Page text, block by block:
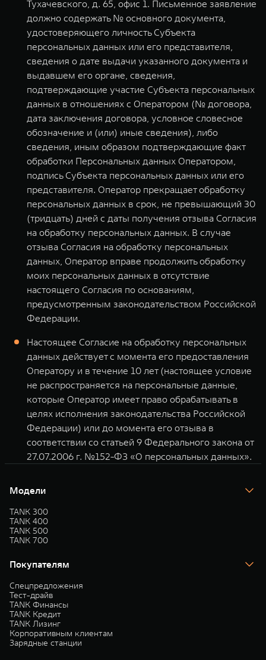
Тухачевского, д. 65, офис 1. Письменное заявление
должно содержать № основного документа,
удостоверяющего личность Субъекта
персональных данных или его представителя,
сведения о дате выдачи указанного документа и
выдавшем его органе, сведения,
подтверждающие участие Субъекта персональных
данных в отношениях с Оператором (№ договора,
дата заключения договора, условное словесное
обозначение и (или) иные сведения), либо
сведения, иным образом подтверждающие факт
обработки Персональных данных Оператором,
подпись Субъекта персональных данных или его
представителя. Оператор прекращает обработку
персональных данных в срок, не превышающий 30
(тридцать) дней с даты получения отзыва Согласия
на обработку персональных данных. В случае
отзыва Согласия на обработку персональных
данных, Оператор вправе продолжить обработку
моих персональных данных в отсутствие
настоящего Согласия по основаниям,
предусмотренным законодательством Российской
Федерации.
Настоящее Согласие на обработку персональных
данных действует с момента его предоставления
Оператору и в течение 10 лет (настоящее условие
не распространяется на персональные данные,
которые Оператор имеет право обрабатывать в
целях исполнения законодательства Российской
Федерации) или до момента его отзыва в
соответствии со статьей 9 Федерального закона от
27.07.2006 г. №152-ФЗ «О персональных данных».
Модели
TANK 300
TANK 400
TANK 500
TANK 700
Покупателям
Спецпредложения
Тест-драйв
TANK Финансы
TANK Кредит
TANK Лизинг
Корпоративным клиентам
Зарядные станции